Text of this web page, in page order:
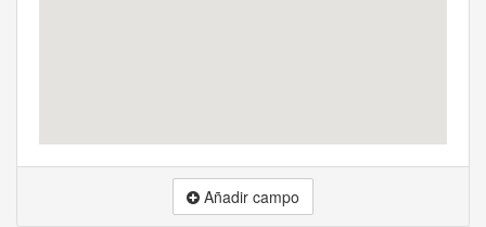
Añadir campo